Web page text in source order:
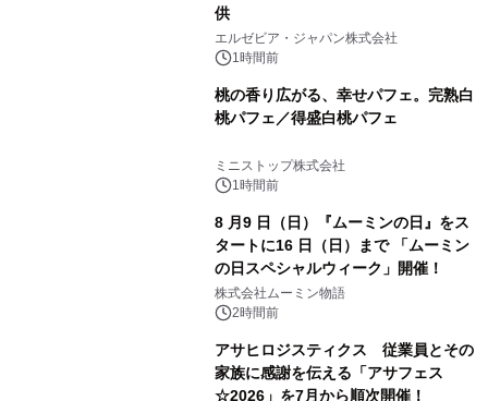
供
エルゼビア・ジャパン株式会社
1時間前
桃の香り広がる、幸せパフェ。完熟白
桃パフェ／得盛白桃パフェ
ミニストップ株式会社
1時間前
8 月9 日（日）『ムーミンの日』をス
タートに16 日（日）まで 「ムーミン
の日スペシャルウィーク」開催！
株式会社ムーミン物語
2時間前
アサヒロジスティクス 従業員とその
家族に感謝を伝える「アサフェス
☆2026」を7月から順次開催！